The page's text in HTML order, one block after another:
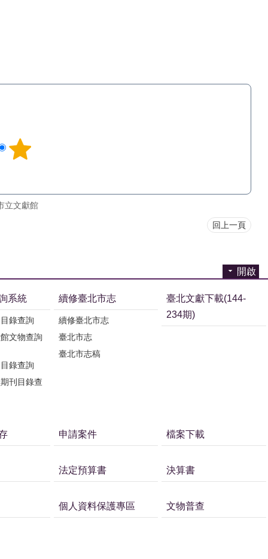
立文獻館
回上一頁
開啟
系統
錄查詢
文物查詢
錄查詢
刊目錄查
續修臺北市志
續修臺北市志
臺北市志
臺北市志稿
臺北文獻下載(144-
234期)
申請案件 檔案下載
法定預算書 決算書
個人資料保護專區 文物普查